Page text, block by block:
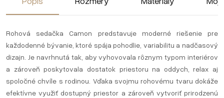
Rohová sedačka Camon predstavuje moderné riešenie pre
každodenné bývanie, ktoré spája pohodlie, variabilitu a nadčasový
dizajn. Je navrhnutá tak, aby vyhovovala rôznym typom interiérov
a zároveň poskytovala dostatok priestoru na oddych, relax aj
spoločné chvíle s rodinou. Vďaka svojmu rohovému tvaru dokáže
efektívne využiť dostupný priestor a zároveň vytvoriť prirodzenú